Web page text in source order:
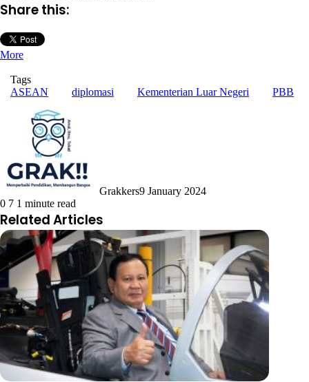
Share this:
More
Tags
ASEAN
diplomasi Kementerian Luar Negeri PBB
Grakkers9 January 2024
0 7 1 minute read
Related Articles